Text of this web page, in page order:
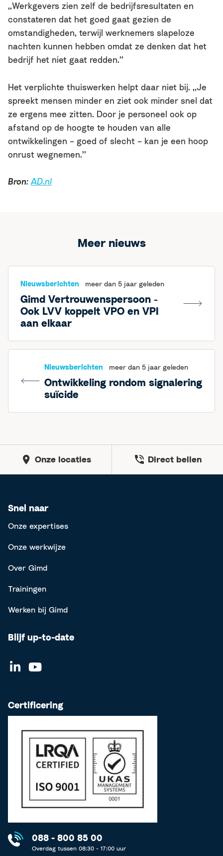
,,Werkgevers zien zelf de bedrijfsresultaten en
constateren dat het goed gaat gezien de
omstandigheden, terwijl werknemers slapeloze
nachten kunnen hebben omdat ze denken dat het
bedrijf het niet gaat redden.’’
Het verplichte thuiswerken helpt daar niet bij. ,,Je
spreekt mensen minder en ziet ook minder snel dat
ze ergens mee zitten. Door je personeel ook op
afstand op de hoogte te houden van alle
ontwikkelingen – goed of slecht – kan je een hoop
onrust wegnemen.’’
Bron: AD.nl
Meer nieuws
Nieuwsberichten meer dan 5 jaar geleden
Gimd Vertrouwenspersoon -
Ook LVV koppelt VPO en VPI
aan elkaar
Nieuwsberichten meer dan 5 jaar geleden
Ontwikkeling rondom signalering
suïcide
Onze locaties Direct bellen
Snel naar
Onze expertises
Onze werkwijze
Over Gimd
Trainingen
Werken bij Gimd
Blijf up-to-date
Certificering
088 - 800 85 00
Overdag tussen 08:30 - 17:00 uur